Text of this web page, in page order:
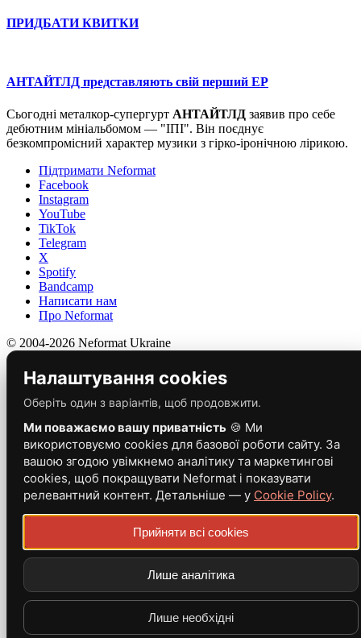
ПРИДБАТИ КВИТКИ
АНТАЙТЛД представляють свій перший EP
Сьогодні металкор-супергурт АНТАЙТЛД заявив про себе
дебютним мініальбомом — "ІПІ". Він поєднує
безкомпромісний характер музики з гірко-іронічною лірикою.
Підтримати Neformat
Facebook
Instagram
YouTube
TikTok
Telegram
X
Spotify
Bandcamp
Написати нам
Про Neformat
© 2004-2026 Neformat Ukraine
Налаштування cookies
Оберіть один з варіантів, щоб продовжити.
Ми поважаємо вашу приватність 🍪 Ми
використовуємо cookies для базової роботи сайту. За
вашою згодою увімкнемо аналітику та маркетингові
cookies, щоб покращувати Neformat і показувати
релевантний контент. Детальніше — у Cookie Policy.
Прийняти всі cookies
Лише аналітика
Лише необхідні